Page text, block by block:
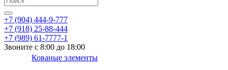
+7 (904) 444-9-777
+7 (918) 25-88-444
+7 (989) 61-7777-1
Звоните с 8:00 до 18:00
Кованые элементы